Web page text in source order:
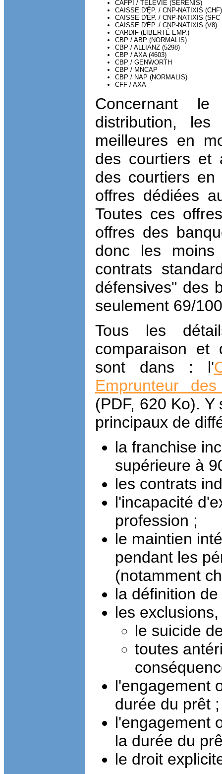
CAFPI / TELEVIE (SERENIS)
CAISSE D'ÉP. / CNP-NATIXIS (CHF)
CAISSE D'ÉP. / CNP-NATIXIS (SFC
CAISSE D'ÉP. / CNP-NATIXIS (V8)
CARDIF (LIBERTÉ EMP.)
CBP / ABP (NORMALIS)
CBP / ALLIANZ (5298)
CBP / AXA (4603)
CBP / GENWORTH
CBP / MNCAP
CBP / NAP (NORMALIS)
CFF / AXA
Concernant
distribution,
meilleures en
des courtiers et
des courtiers
offres dédiées
Toutes ces
offres des
donc les
contrats
défensives" des
seulement 69/
Tous les
comparaison et
sont dans : l'
Emprunteur
(PDF, 620 Ko).
principaux de
la franchise
supérieure à
les contrats
l'incapacité
profession ;
le maintien
pendant les
(notamment
la définition
les
le suicide
toutes
l'engagement
durée du prêt ;
l'engagement
la durée du
le droit